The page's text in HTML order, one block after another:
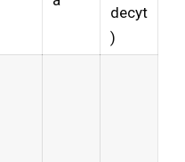
decyt
)